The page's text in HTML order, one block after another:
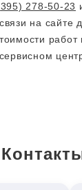
278-50-23
на сайте
работ